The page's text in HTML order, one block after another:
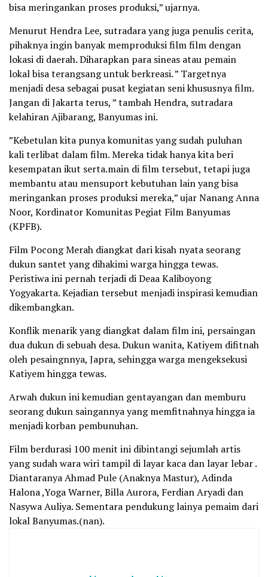
bisa meringankan proses produksi,” ujarnya.
Menurut Hendra Lee, sutradara yang juga penulis cerita,
pihaknya ingin banyak memproduksi film film dengan
lokasi di daerah. Diharapkan para sineas atau pemain
lokal bisa terangsang untuk berkreasi. ” Targetnya
menjadi desa sebagai pusat kegiatan seni khususnya film.
Jangan di Jakarta terus, ” tambah Hendra, sutradara
kelahiran Ajibarang, Banyumas ini.
”Kebetulan kita punya komunitas yang sudah puluhan
kali terlibat dalam film. Mereka tidak hanya kita beri
kesempatan ikut serta.main di film tersebut, tetapi juga
membantu atau mensuport kebutuhan lain yang bisa
meringankan proses produksi mereka,” ujar Nanang Anna
Noor, Kordinator Komunitas Pegiat Film Banyumas
(KPFB).
Film Pocong Merah diangkat dari kisah nyata seorang
dukun santet yang dihakimi warga hingga tewas.
Peristiwa ini pernah terjadi di Deaa Kaliboyong
Yogyakarta. Kejadian tersebut menjadi inspirasi kemudian
dikembangkan.
Konflik menarik yang diangkat dalam film ini, persaingan
dua dukun di sebuah desa. Dukun wanita, Katiyem difitnah
oleh pesaingnnya, Japra, sehingga warga mengeksekusi
Katiyem hingga tewas.
Arwah dukun ini kemudian gentayangan dan memburu
seorang dukun saingannya yang memfitnahnya hingga ia
menjadi korban pembunuhan.
Film berdurasi 100 menit ini dibintangi sejumlah artis
yang sudah wara wiri tampil di layar kaca dan layar lebar .
Diantaranya Ahmad Pule (Anaknya Mastur), Adinda
Halona ,Yoga Warner, Billa Aurora, Ferdian Aryadi dan
Nasywa Auliya. Sementara pendukung lainya pemaim dari
lokal Banyumas.(nan).